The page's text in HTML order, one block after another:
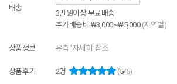
배송
3만원이상 무료배송
추가배송비 ₩3,000~₩5,000 (지역별)
상품정보 우측 '자세히' 참조
상품후기 2명 (5/5)